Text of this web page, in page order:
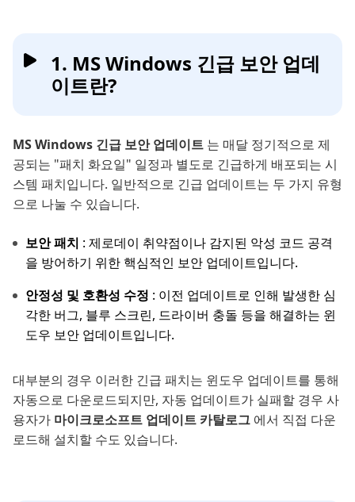
1. MS Windows 긴급 보안 업데
이트란?
MS Windows 긴급 보안 업데이트 는 매달 정기적으로 제
공되는 "패치 화요일" 일정과 별도로 긴급하게 배포되는 시
스템 패치입니다. 일반적으로 긴급 업데이트는 두 가지 유형
으로 나눌 수 있습니다.
보안 패치 : 제로데이 취약점이나 감지된 악성 코드 공격
을 방어하기 위한 핵심적인 보안 업데이트입니다.
안정성 및 호환성 수정 : 이전 업데이트로 인해 발생한 심
각한 버그, 블루 스크린, 드라이버 충돌 등을 해결하는 윈
도우 보안 업데이트입니다.
대부분의 경우 이러한 긴급 패치는 윈도우 업데이트를 통해
자동으로 다운로드되지만, 자동 업데이트가 실패할 경우 사
용자가 마이크로소프트 업데이트 카탈로그 에서 직접 다운
로드해 설치할 수도 있습니다.